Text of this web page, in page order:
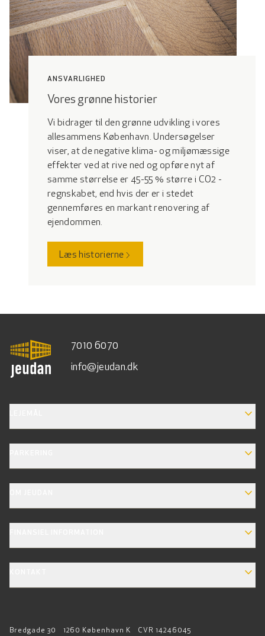
ANSVARLIGHED
Vores grønne historier
Vi bidrager til den grønne udvikling i vores
allesammens København. Undersøgelser
viser, at de negative klima- og miljømæssige
effekter ved at rive ned og opføre nyt af
samme størrelse er 45-55 % større i CO2 -
regnskabet, end hvis der er i stedet
gennemføres en markant renovering af
ejendommen.
Læs historierne
7010 6070
info@jeudan.dk
EXPAND_MORE
EXPAND_MORE
EXPAND_MORE
EXPAND_MORE
EXPAND_MORE
Bredgade 30 1260 København K CVR 14246045